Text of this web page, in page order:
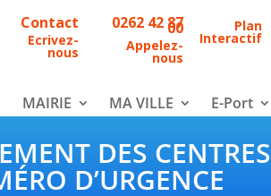
Contact
Ecrivez-
nous
0262 42 87
00
Appelez-
nous
Plan
Interactif
MAIRIE MA VILLE E-Port
DES CENTRES
D’URGENCE